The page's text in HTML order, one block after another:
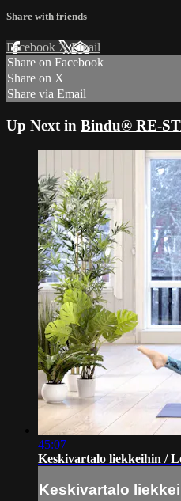
Share with friends
Facebook XEmail
Share on Facebook
Share on X
Share via Email
Up Next in Bindu® RE-
45:07
Keskivartalo liekkeihin /
Keskivartalo